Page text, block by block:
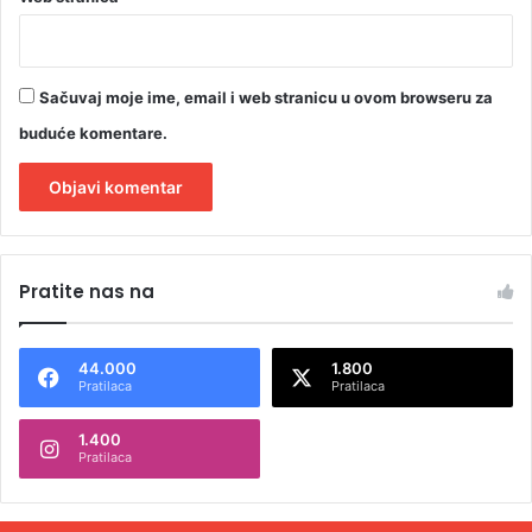
Sačuvaj moje ime, email i web stranicu u ovom browseru za
buduće komentare.
t
n
t
Pratite nas na
44.000
Pratilaca
1.800
Pratilaca
1.400
Pratilaca